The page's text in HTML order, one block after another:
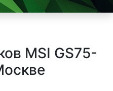
MSI GS75-